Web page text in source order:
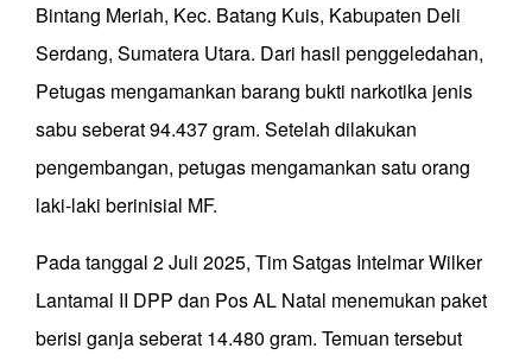
Bintang Meriah, Kec. Batang Kuis, Kabupaten Deli
Serdang, Sumatera Utara. Dari hasil penggeledahan,
Petugas mengamankan barang bukti narkotika jenis
sabu seberat 94.437 gram. Setelah dilakukan
pengembangan, petugas mengamankan satu orang
laki-laki berinisial MF.
Pada tanggal 2 Juli 2025, Tim Satgas Intelmar Wilker
Lantamal II DPP dan Pos AL Natal menemukan paket
berisi ganja seberat 14.480 gram. Temuan tersebut